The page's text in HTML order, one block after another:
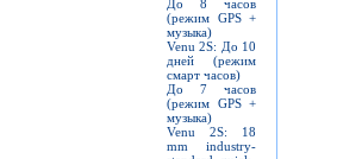
До 8 часов
(режим GPS +
музыка)
Venu 2S: До 10
дней (режим
смарт часов)
До 7 часов
(режим GPS +
музыка)
Venu 2S: 18
mm industry-